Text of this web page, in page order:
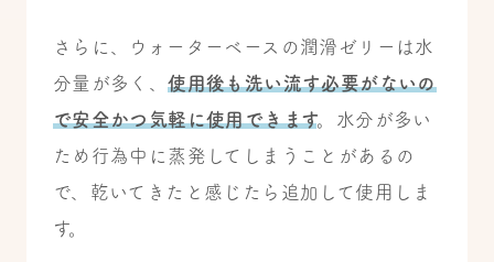
さらに、ウォーターベースの潤滑ゼリーは水
分量が多く、使用後も洗い流す必要がないの
で安全かつ気軽に使用できます。
水分が多い
ため行為中に蒸発してしまうことがあるの
で、乾いてきたと感じたら追加して使用しま
す。